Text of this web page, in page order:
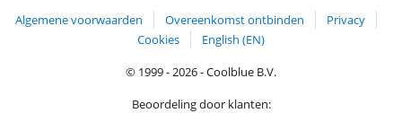
Algemene voorwaarden Overeenkomst ontbinden
Privacy
Cookies
English (EN)
© 1999 - 2026 - Coolblue B.V.
Beoordeling door klanten: